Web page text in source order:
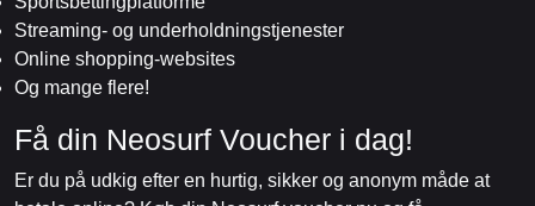
Streaming- og underholdningstjenester
Online shopping-websites
Og mange flere!
Få din Neosurf Voucher i dag!
Er du på udkig efter en hurtig, sikker og anonym måde at